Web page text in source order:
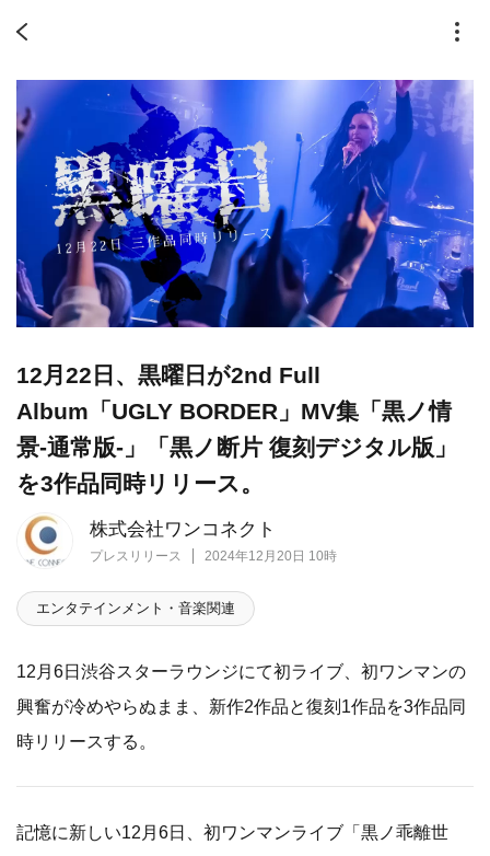
株式会社ワンコネクト
プレスリリース 2024年12月20日 10時
12月22日、黒曜日が2nd Full
Album「UGLY BORDER」MV集「黒ノ情
景-通常版-」「黒ノ断片 復刻デジタル版」
を3作品同時リリース。
エンタテインメント・音楽関連
12月6日渋谷スターラウンジにて初ライブ、初ワンマンの
興奮が冷めやらぬまま、新作2作品と復刻1作品を3作品同
時リリースする。
記憶に新しい12月6日、初ワンマンライブ「黒ノ乖離世